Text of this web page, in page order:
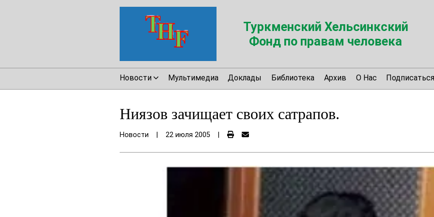
Туркменский Хельсинкский
Фонд по правам человека
Новости Мультимедиа Доклады Библиотека Архив О Нас
Ниязов зачищает своих сатрапов.
Новости 22 июля 2005